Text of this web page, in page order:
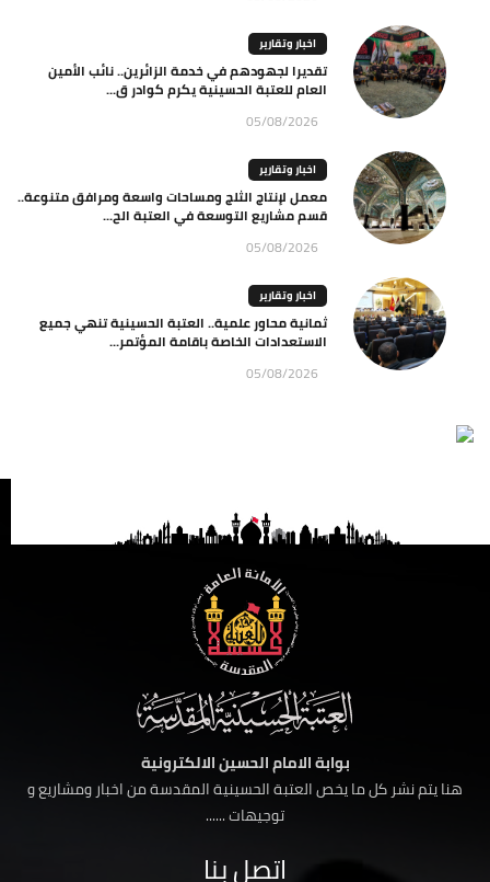
اخبار وتقارير
تقديرا لجهودهم في خدمة الزائرين.. نائب الأمين
العام للعتبة الحسينية يكرم كوادر ق...
05/08/2026
اخبار وتقارير
معمل لإنتاج الثلج ومساحات واسعة ومرافق متنوعة..
قسم مشاريع التوسعة في العتبة الح...
05/08/2026
اخبار وتقارير
ثمانية محاور علمية.. العتبة الحسينية تنهي جميع
الاستعدادات الخاصة باقامة المؤتمر...
05/08/2026
بوابة الامام الحسين الالكترونية
هنا يتم نشر كل ما يخص العتبة الحسينية المقدسة من اخبار ومشاريع و
توجيهات ......
اتصل بنا